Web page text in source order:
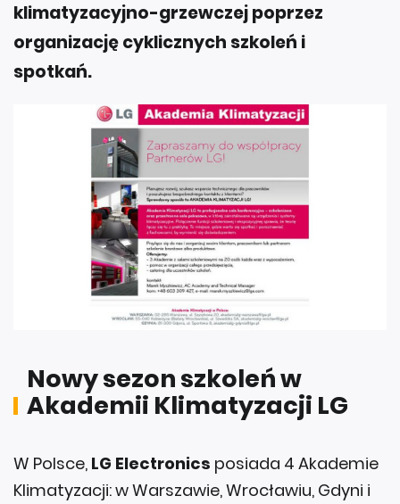
klimatyzacyjno-grzewczej poprzez
organizację cyklicznych szkoleń i
spotkań.
Nowy sezon szkoleń w
Akademii Klimatyzacji LG
W Polsce, LG Electronics posiada 4 Akademie
Klimatyzacji: w Warszawie, Wrocławiu, Gdyni i